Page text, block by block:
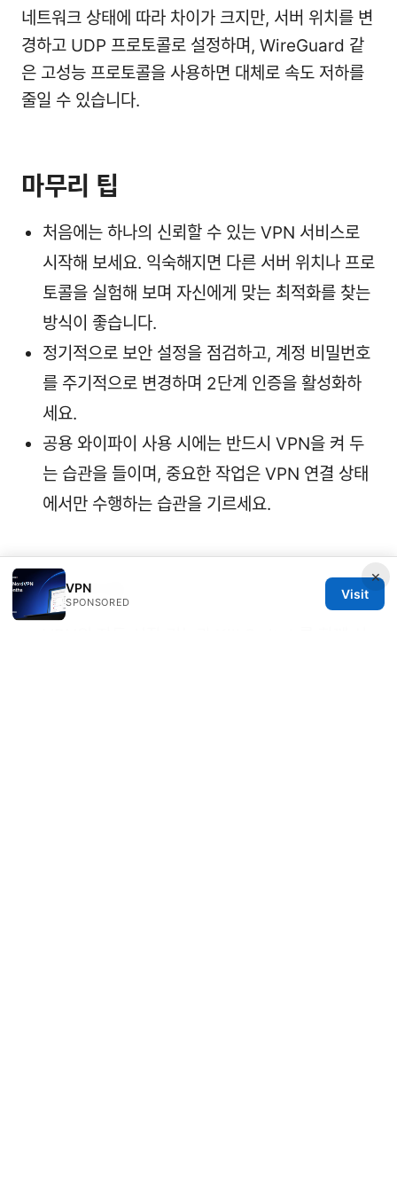
네트워크 상태에 따라 차이가 크지만, 서버 위치를 변
경하고 UDP 프로토콜로 설정하며, WireGuard 같
은 고성능 프로토콜을 사용하면 대체로 속도 저하를
줄일 수 있습니다.
마무리 팁
처음에는 하나의 신뢰할 수 있는 VPN 서비스로
시작해 보세요. 익숙해지면 다른 서버 위치나 프로
토콜을 실험해 보며 자신에게 맞는 최적화를 찾는
방식이 좋습니다.
정기적으로 보안 설정을 점검하고, 계정 비밀번호
를 주기적으로 변경하며 2단계 인증을 활성화하
세요.
공용 와이파이 사용 시에는 반드시 VPN을 켜 두
는 습관을 들이며, 중요한 작업은 VPN 연결 상태
에서만 수행하는 습관을 기르세요.
하게 될 추가 팁
×
VPN
SPONSORED
Visit